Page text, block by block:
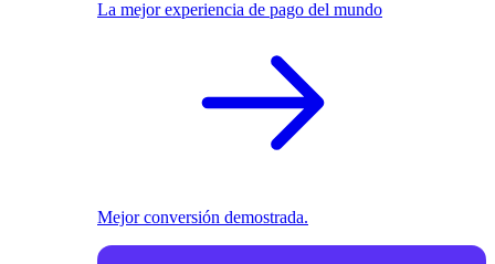
La mejor experiencia de pago del mundo
Mejor conversión demostrada.